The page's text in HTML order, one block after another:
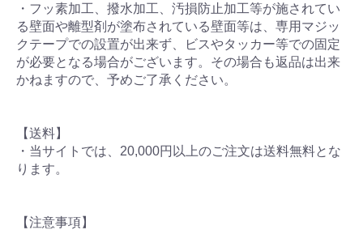
・フッ素加工、撥水加工、汚損防止加工等が施されてい
る壁面や離型剤が塗布されている壁面等は、専用マジッ
クテープでの設置が出来ず、ビスやタッカー等での固定
が必要となる場合がございます。その場合も返品は出来
かねますので、予めご了承ください。
【送料】
・当サイトでは、20,000円以上のご注文は送料無料とな
ります。
【注意事項】